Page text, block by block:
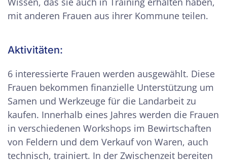
mit anderen Frauen aus ihrer Kommune teilen.
Aktivitäten:
6 interessierte Frauen werden ausgewählt. Diese
Frauen bekommen finanzielle Unterstützung um
Samen und Werkzeuge für die Landarbeit zu
kaufen. Innerhalb eines Jahres werden die Frauen
in verschiedenen Workshops im Bewirtschaften
von Feldern und dem Verkauf von Waren, auch
technisch, trainiert. In der Zwischenzeit bereiten